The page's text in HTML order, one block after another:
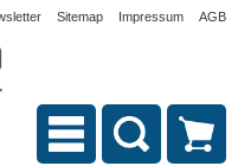
Sitemap Impressum AGB